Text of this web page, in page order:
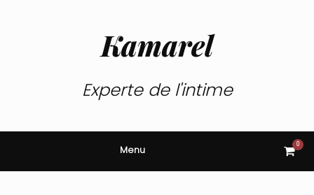
Kamarel
Experte de l'intime
Menu View
cart
0